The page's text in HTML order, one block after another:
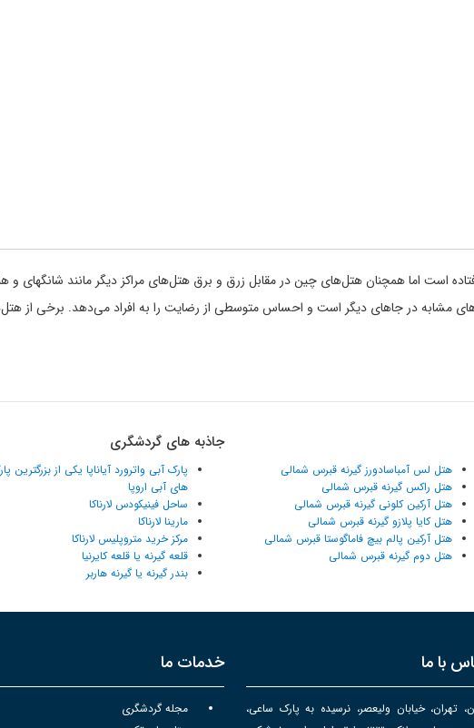
است اما همچنان هتل‌های چین در مقابل زرق و برق هتل‌های مراکز دیگر مانند
مشابه در جاهای دیگر است و احساس متوسطی از رضایت را به افراد می‌دهد. برخی
هتل لس آمباسادورز گیرنه قبرس شمالی
هتل راکس گیرنه قبرس شمالی
هتل آرکین کلونی گیرنه قبرس شمالی
هتل کایا پلازو گیرنه قبرس شمالی
هتل آرکین پالم بیچ فاماگوستا قبرس شمالی
هتل دوم گیرنه قبرس شمالی
جاذبه های گردشگری
پارک آبی واترورد آیاناپا یکی از بزرگترین
های آبی اروپا
ساحل فینیکودس لارناکا
مارینا لارناکا
مرکز خرید متروپلیس لارناکا
قلعه گیرنه یا قلعه کایرنیا
بندر گیرنه یا گیرنه هاربر
با ما
تهران، خیابان ولیعصر، نرسیده به پارک ساعی،
خدمات ما
مجله گردشگری